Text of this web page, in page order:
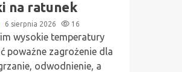
na ratunek
6 sierpnia 2026 16
wysokie temperatury
poważne zagrożenie dla
odwodnienie, a